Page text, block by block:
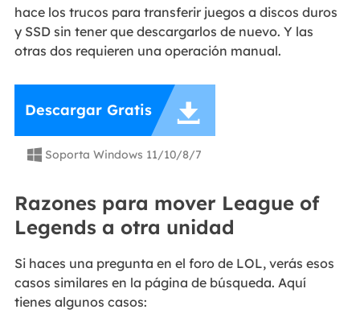
hace los trucos para transferir juegos a discos duros
y SSD sin tener que descargarlos de nuevo. Y las
otras dos requieren una operación manual.
Descargar Gratis 
 Soporta Windows 11/10/8/7
Razones para mover League of
Legends a otra unidad
Si haces una pregunta en el foro de LOL, verás esos
casos similares en la página de búsqueda. Aquí
tienes algunos casos: